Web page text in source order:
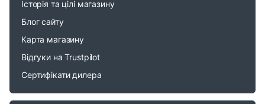
C
Історія та цілі магазину
Блог сайту
Карта магазину
Відгуки на Trustpilot
Сертифікати дилера